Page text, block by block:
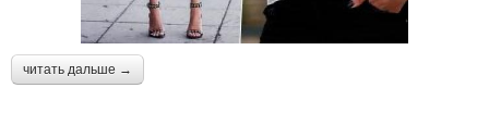
читать дальше →